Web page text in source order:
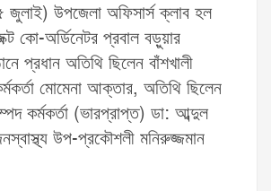
উপজেলা অফিসার্স ক্লাব হল
কো-অর্ডিনেটর প্রবাল বড়ুয়ার
প্রধান অতিথি ছিলেন বাঁশখালী
মোমেনা আক্তার, অতিথি ছিলেন
কর্মকর্তা (ভারপ্রাপ্ত) ডা: আব্দুল
উপ-প্রকৌশলী মনিরুজ্জমান